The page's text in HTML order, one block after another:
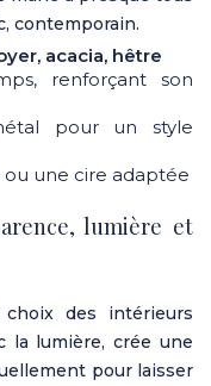
contemporain.
acacia, hêtre
renforçant son
pour un style
une cire adaptée
lumière et
des intérieurs
la lumière, crée une
pour laisser